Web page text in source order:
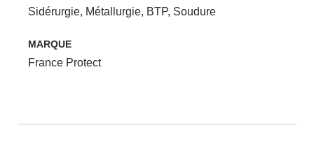
Sidérurgie, Métallurgie, BTP, Soudure
MARQUE
France Protect